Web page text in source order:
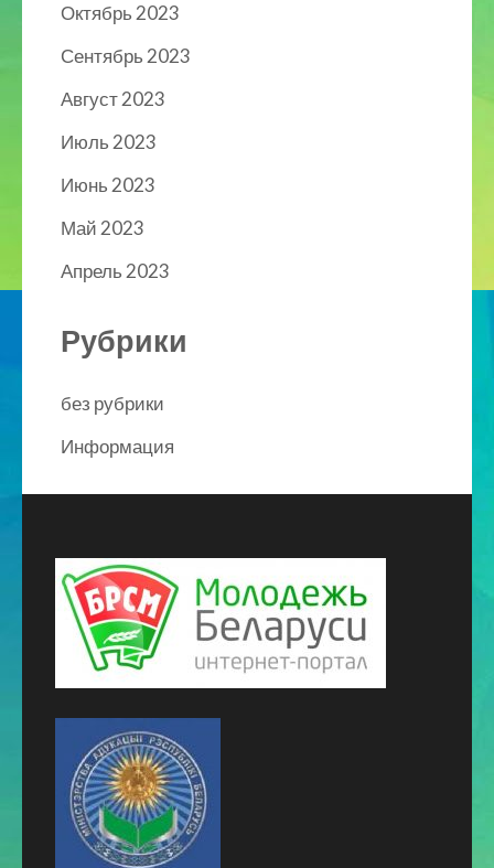
Октябрь 2023
Сентябрь 2023
Август 2023
Июль 2023
Июнь 2023
Май 2023
Апрель 2023
Рубрики
без рубрики
Информация